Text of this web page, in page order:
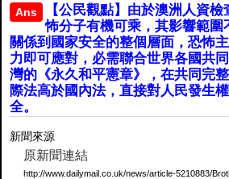
Ans
【公民觀點】由於澳洲人資
怖分子有機可乘，其影響範圍
關係到國家安全的整個層面，恐怖
力即可應對，必需聯合世界各國共
灣的《永久和平憲章》，在共同完
際法高於國內法，直接對人民發生
全。
新聞來源
原新聞連結
http://www.dailymail.co.uk/news/article-5210883/